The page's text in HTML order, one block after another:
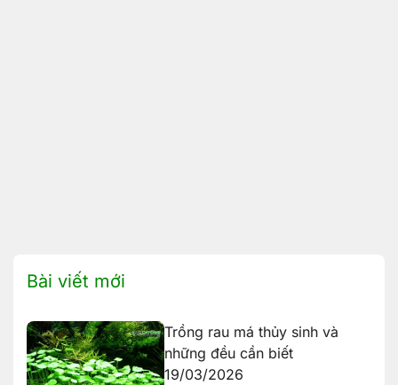
Bài viết mới
Trồng rau má thủy sinh và
những đều cần biết
19/03/2026